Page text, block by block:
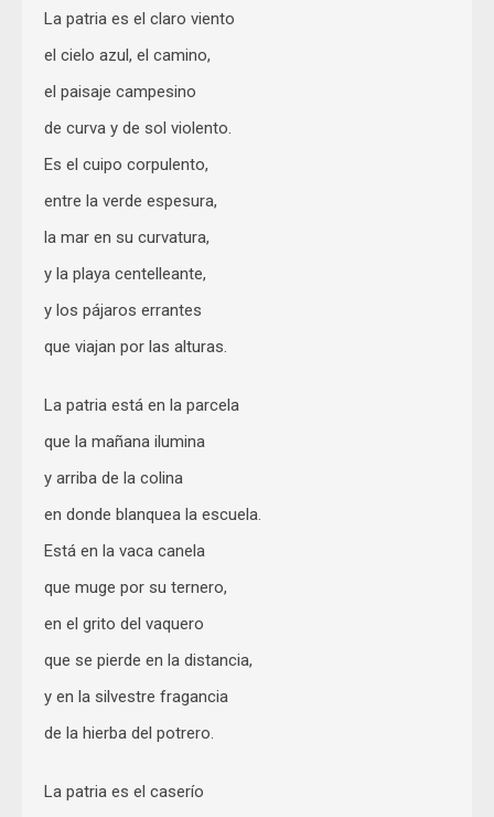
La patria es el claro viento
el cielo azul, el camino,
el paisaje campesino
de curva y de sol violento.
Es el cuipo corpulento,
entre la verde espesura,
la mar en su curvatura,
y la playa centelleante,
y los pájaros errantes
que viajan por las alturas.
La patria está en la parcela
que la mañana ilumina
y arriba de la colina
en donde blanquea la escuela.
Está en la vaca canela
que muge por su ternero,
en el grito del vaquero
que se pierde en la distancia,
y en la silvestre fragancia
de la hierba del potrero.
La patria es el caserío